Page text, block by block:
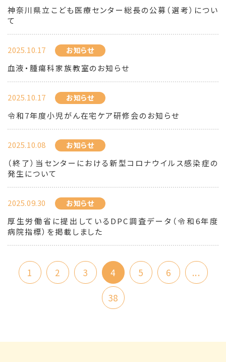
神奈川県立こども医療センター総長の公募（選考）につい
て
2025.10.17 お知らせ
血液・腫瘍科家族教室のお知らせ
2025.10.17 お知らせ
令和7年度小児がん在宅ケア研修会のお知らせ
2025.10.08 お知らせ
（終了）当センターにおける新型コロナウイルス感染症の
発生について
2025.09.30 お知らせ
厚生労働省に提出しているDPC調査データ（令和6年度
病院指標）を掲載しました
1 2 3 4 5 6
...
38